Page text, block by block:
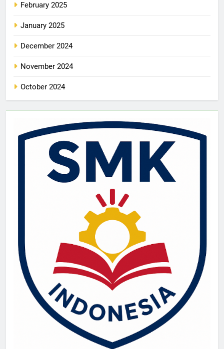
February 2025
January 2025
December 2024
November 2024
October 2024